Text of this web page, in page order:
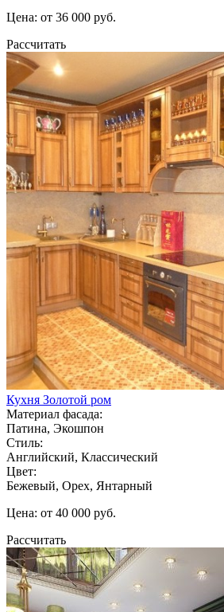
Цена: от 36 000 руб.
Рассчитать
Кухня Золотой ром
Материал фасада:
Патина, Экошпон
Стиль:
Английский, Классический
Цвет:
Бежевый, Орех, Янтарный
Цена: от 40 000 руб.
Рассчитать